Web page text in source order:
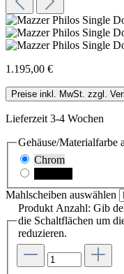
1.195,00 €
Preise inkl. MwSt. zzgl.
Lieferzeit 3-4 Wochen
Gehäuse/Materialfarbe
Chrom
Mahlscheiben auswählen
Produkt Anzahl: Gib
die Schaltflächen um
reduzieren.